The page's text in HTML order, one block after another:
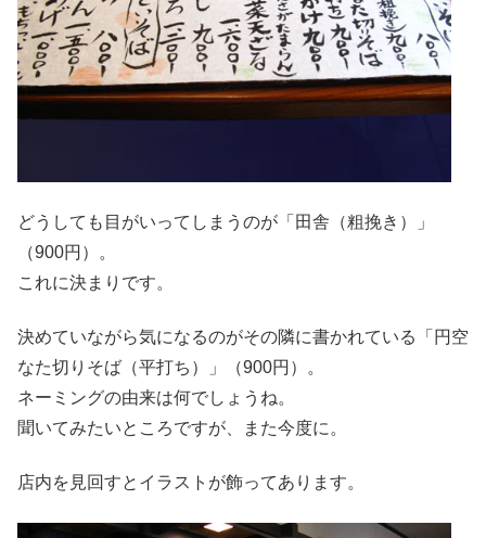
どうしても目がいってしまうのが「田舎（粗挽き）」
（900円）。
これに決まりです。
決めていながら気になるのがその隣に書かれている「円空
なた切りそば（平打ち）」（900円）。
ネーミングの由来は何でしょうね。
聞いてみたいところですが、また今度に。
店内を見回すとイラストが飾ってあります。